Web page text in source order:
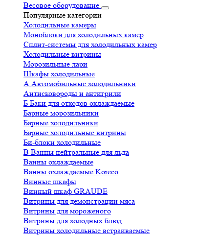
Весовое оборудование
Популярные категории
Холодильные камеры
Моноблоки для холодильных камер
Сплит-системы для холодильных камер
Холодильные витрины
Морозильные лари
Шкафы холодильные
А Автомобильные холодильники
Антисковороды и антигрили
Б Баки для отходов охлаждаемые
Барные морозильники
Барные холодильники
Барные холодильные витрины
Би-блоки холодильные
В Ванны нейтральные для льда
Ванны охлаждаемые
Ванны охлаждаемые Koreco
Винные шкафы
Винный шкаф GRAUDE
Витрины для демонстрации мяса
Витрины для мороженого
Витрины для холодных блюд
Витрины холодильные встраиваемые